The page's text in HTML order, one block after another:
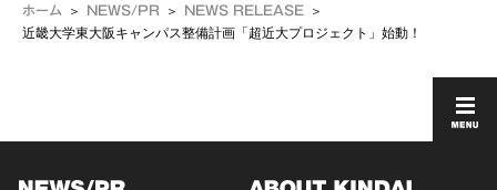
ホーム NEWS/PR NEWS RELEASE
近畿大学東大阪キャンパス整備計画「超近大プロジェクト」始動！